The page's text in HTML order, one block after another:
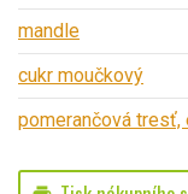
mandle
cukr moučkový
pomerančová tresť,